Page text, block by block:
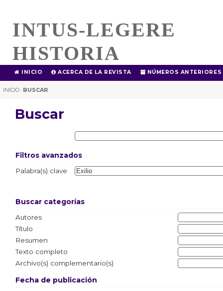
INTUS-LEGERE
HISTORIA
INICIO ACERCA DE LA REVISTA NÚMEROS ANTERIORES
INICIO | BUSCAR
Buscar
Filtros avanzados
Palabra(s) clave
Buscar categorías
Autores
Título
Resumen
Texto completo
Archivo(s) complementario(s)
Fecha de publicación